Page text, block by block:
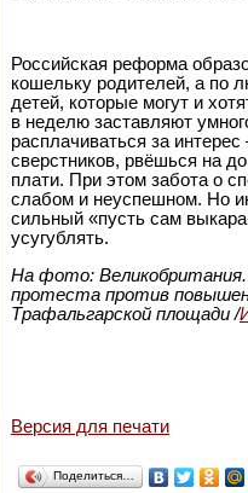
Российская реформа
кошельку родителей, а по
детей, которые могут и
в неделю заставляют
расплачиваться за
сверстников, рвёшься на
плати. При этом забота о
слабом и неуспешном. Но
сильный «пусть сам
усугублять.
На фото: Великобритания.
протеста против
Трафальгарской площади /
Версия для печати
Поделиться…